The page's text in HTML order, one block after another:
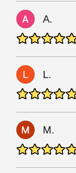
A.
L.
M.